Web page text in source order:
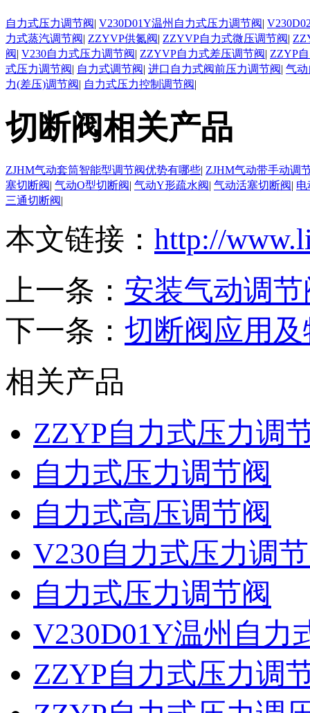
自力式压力调节阀| V230D01Y温州自力式压力调节阀|
力式蒸汽调节阀| ZZYVP供氮阀| ZZYVP自力式微压调节阀|
阀| V230自力式压力调节阀| ZZYVP自力式差压调节阀| ZZYP
式压力调节阀| 自力式调节阀| 进口自力式阀前压力调节阀| 气
力(差压)调节阀| 自力式压力控制调节阀|
切断阀相关产品
ZJHM气动套筒智能型调节阀优势有哪些| ZJHM气动带手动调
塞切断阀| 气动O型切断阀| 气动Y形疏水阀| 气动活塞切断阀| 电
三通切断阀|
本文链接： http://
上一条： 安装气动调
下一条： 切断阀应用
相关产品
ZZYP自力式压力调
自力式压力调节阀
自力式高压调节阀
V230自力式压力调
自力式压力调节阀
V230D01Y温州自力
ZZYP自力式压力调